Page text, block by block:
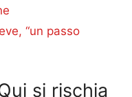
“un passo
si rischia